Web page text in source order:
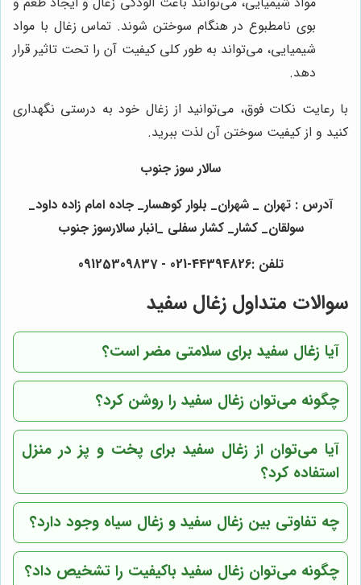
بوی نامطبوع در هنگام سوختن شوند. تماس زغال با مواد
شیمیایی، می‌تواند به طور کلی کیفیت آن را تحت تاثیر قرار
دهد.
با رعایت نکات فوق، می‌توانید از زغال خود به درستی نگهداری
کنید و از کیفیت سوختن آن لذت ببرید.
سالار سوز جنوب
آدرس : تهران _ شهران_ بلوار کوهسار_ جاده امام زاده داود_
سولقان_ کشار_ کشار سفلی _انبار سالارسوز جنوب
تلفن :44394826-021 - 09125309837
سوالات متداول زغال سفید
آیا زغال سفید برای سلامتی مضر است؟
چگونه می‌توان زغال سفید را روشن کرد؟
آیا می‌توان از زغال سفید برای پخت و پز در منزل
استفاده کرد؟
چه تفاوتی بین زغال سفید و زغال سیاه وجود دارد؟
چگونه می‌توان زغال سفید باکیفیت را تشخیص داد؟